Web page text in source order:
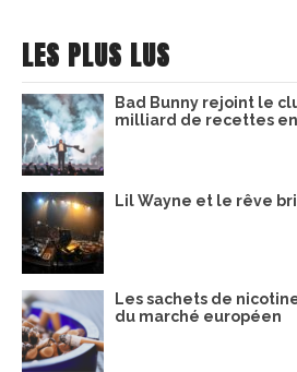
LES PLUS LUS
Bad Bunny rejoint le
milliard de recettes
Lil Wayne et le rêve
Les sachets de
du marché européen